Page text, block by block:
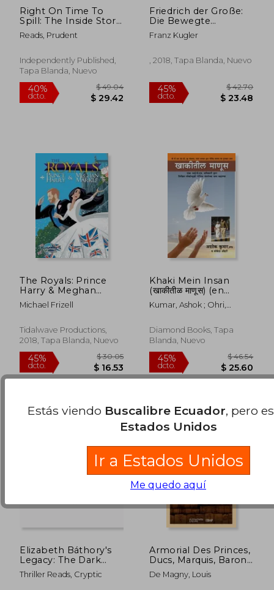
40%
dcto.
$ 48.84 40%
dcto.
45%
dcto. $ 23.12
45%
dcto.
Right On Time To
Spill: The Inside Story
Of Prince Harry (en
Inglés)
Reads, Prudent
Independently Published,
Tapa Blanda, Nuevo
Friedrich der Große:
Die Bewegte
Lebensgeschichte
des Preußenkönigs
Alemán)
Franz Kugler
, 2018, Tapa Blanda, Nuevo
The Royals: Prince
Harry & Meghan
Markle: Wedding
Edition (en Inglés)
Michael Frizell
Tidalwave Productions,
2018, Tapa Blanda, Nuevo
Khaki Mein Insan
(खाकीतीळ माणूस) (en
Maratí)
Kumar, Ashok ; Ohri,
Diamond Books, Tapa
Blanda, Nuevo
Elizabeth Báthory's
Legacy: The Dark
Secrets and
Notorious Crimes of
Thriller Reads, Cryptic
Armorial Des Princes,
Ducs, Marquis, Barons
Et Comtes Romains
En France (Éd.1890)
De Magny, Louis
Estás viendo Buscalibre Ecuador, pero
Estados Unidos
Ir a Estados Unidos
Me quedo aquí